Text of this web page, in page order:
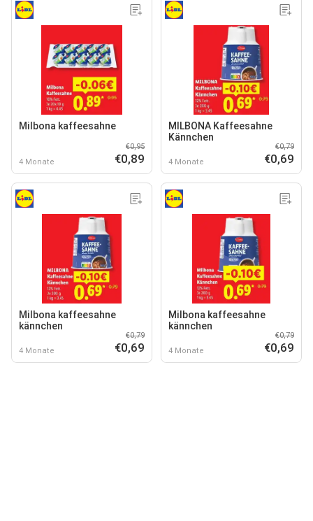
Milbona kaffeesahne
4 Monate
€0,95
€0,89
MILBONA Kaffeesahne
Kännchen
4 Monate
€0,79
€0,69
Milbona kaffeesahne
kännchen
4 Monate
€0,79
€0,69
Milbona kaffeesahne
kännchen
4 Monate
€0,79
€0,69